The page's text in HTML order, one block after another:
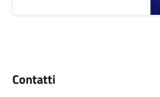
Contatti